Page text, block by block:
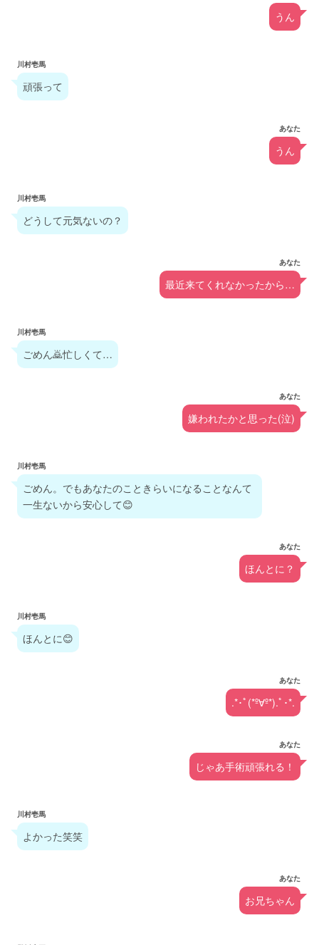
うん
川村壱馬
頑張って
あなた
うん
川村壱馬
どうして元気ないの？
あなた
最近来てくれなかったから…
川村壱馬
ごめん🙇忙しくて…
あなた
嫌われたかと思った(泣)
川村壱馬
ごめん。でもあなたのこときらいになることなんて
一生ないから安心して😊
あなた
ほんとに？
川村壱馬
ほんとに😊
あなた
.*･ﾟ(*º∀º*).ﾟ･*.
あなた
じゃあ手術頑張れる！
川村壱馬
よかった笑笑
あなた
お兄ちゃん